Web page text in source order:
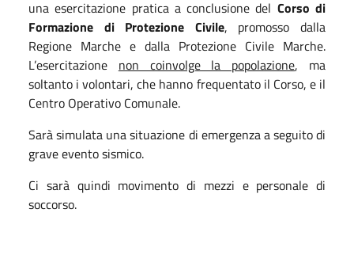
una esercitazione pratica a conclusione del Corso di
Formazione di Protezione Civile, promosso dalla
Regione Marche e dalla Protezione Civile Marche.
L’esercitazione non coinvolge la popolazione, ma
soltanto i volontari, che hanno frequentato il Corso, e il
Centro Operativo Comunale.
Sarà simulata una situazione di emergenza a seguito di
grave evento sismico.
Ci sarà quindi movimento di mezzi e personale di
soccorso.